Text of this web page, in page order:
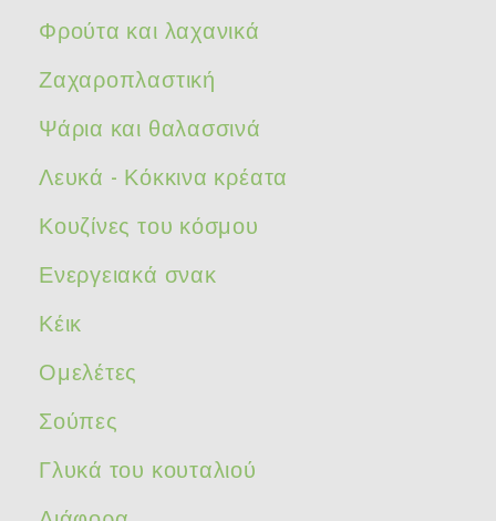
Φρούτα και λαχανικά
Ζαχαροπλαστική
Ψάρια και θαλασσινά
Λευκά - Κόκκινα κρέατα
Κουζίνες του κόσμου
Ενεργειακά σνακ
Κέικ
Ομελέτες
Σούπες
Γλυκά του κουταλιού